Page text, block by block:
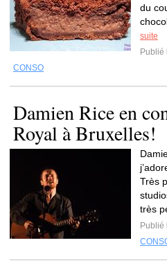
du
suite
Publié
CONSO
Damien Rice en
Royal à Bruxelles!
Très
très
Publié